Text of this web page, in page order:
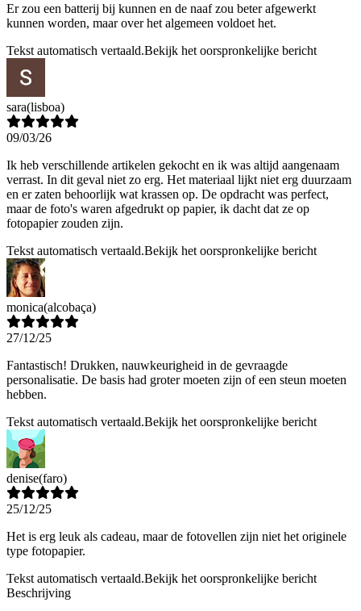
Er zou een batterij bij kunnen en de naaf zou beter afgewerkt
kunnen worden, maar over het algemeen voldoet het.
Tekst automatisch vertaald.Bekijk het oorspronkelijke bericht
sara(lisboa)
09/03/26
Ik heb verschillende artikelen gekocht en ik was altijd aangenaam
verrast. In dit geval niet zo erg. Het materiaal lijkt niet erg duurzaam
en er zaten behoorlijk wat krassen op. De opdracht was perfect,
maar de foto's waren afgedrukt op papier, ik dacht dat ze op
fotopapier zouden zijn.
Tekst automatisch vertaald.Bekijk het oorspronkelijke bericht
monica(alcobaça)
27/12/25
Fantastisch! Drukken, nauwkeurigheid in de gevraagde
personalisatie. De basis had groter moeten zijn of een steun moeten
hebben.
Tekst automatisch vertaald.Bekijk het oorspronkelijke bericht
denise(faro)
25/12/25
Het is erg leuk als cadeau, maar de fotovellen zijn niet het originele
type fotopapier.
Tekst automatisch vertaald.Bekijk het oorspronkelijke bericht
Beschrijving